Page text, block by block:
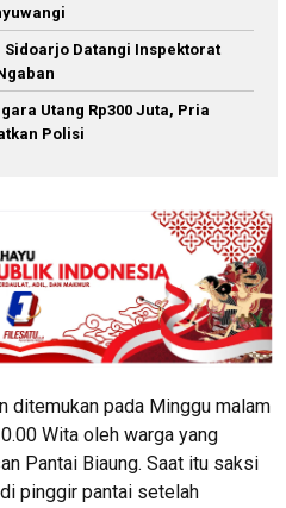
Sidoarjo Datangi Inspektorat
Utang Rp300 Juta, Pria
Polisi
ditemukan pada Minggu malam
Wita oleh warga yang
Pantai Biaung. Saat itu saksi
pinggir pantai setelah